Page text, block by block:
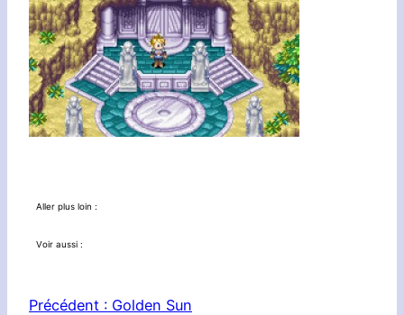
Aller plus loin :
Voir aussi :
Précédent : Golden Sun